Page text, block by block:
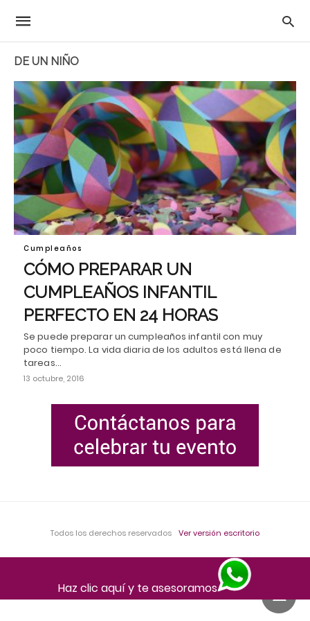
DE UN NIÑO
Cumpleaños
CÓMO PREPARAR UN
CUMPLEAÑOS INFANTIL
PERFECTO EN 24 HORAS
Se puede preparar un cumpleaños infantil con muy
poco tiempo. La vida diaria de los adultos está llena de
tareas…
13 octubre, 2016
Todos los derechos reservados Ver versión escritorio
Haz clic aquí y te asesoramos